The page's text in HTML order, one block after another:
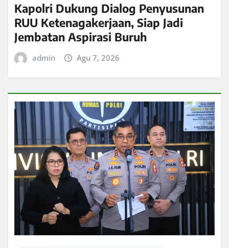
Kapolri Dukung Dialog Penyusunan
RUU Ketenagakerjaan, Siap Jadi
Jembatan Aspirasi Buruh
admin Agu 7, 2026